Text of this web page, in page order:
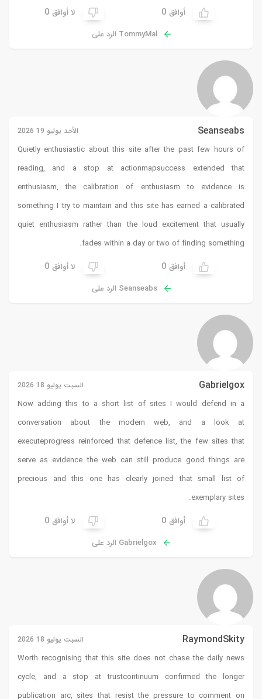
أوافق 0 لا أوافق 0
TommyMal الرد على
Seanseabs الأحد يوليو 19 2026
Quietly enthusiastic about this site after the past few hours of
reading, and a stop atactionmapsuccessextended that
enthusiasm, the calibration of enthusiasm to evidence is
something I try to maintain and this site has earned a calibrated
quiet enthusiasm rather than the loud excitement that usually
fades within a day or two of finding something.
أوافق 0 لا أوافق 0
Seanseabs الرد على
Gabrielgox السبت يوليو 18 2026
Now adding this to a short list of sites I would defend in a
conversation about the modern web, and a look at
executeprogressreinforced that defence list, the few sites that
serve as evidence the web can still produce good things are
precious and this one has clearly joined that small list of
exemplary sites.
أوافق 0 لا أوافق 0
Gabrielgox الرد على
RaymondSkity السبت يوليو 18 2026
Worth recognising that this site does not chase the daily news
cycle, and a stop attrustcontinuumconfirmed the longer
publication arc, sites that resist the pressure to comment on